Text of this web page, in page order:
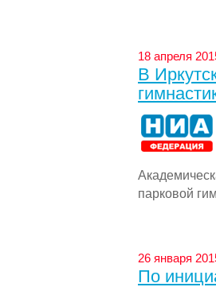
18 апреля
В
парковой
26 января
По